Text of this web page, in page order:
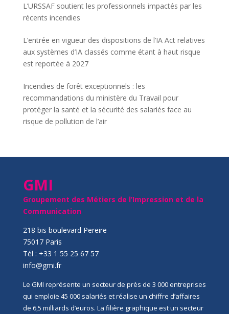
L’URSSAF soutient les professionnels impactés par les
récents incendies
L’entrée en vigueur des dispositions de l’IA Act relatives
aux systèmes d’IA classés comme étant à haut risque
est reportée à 2027
Incendies de forêt exceptionnels : les
recommandations du ministère du Travail pour
protéger la santé et la sécurité des salariés face au
risque de pollution de l’air
GMI
Groupement des Métiers de l’Impression et de la
Communication
218 bis boulevard Pereire
75017 Paris
Tél : +33 1 55 25 67 57
info@gmi.fr
Le GMI représente un secteur de près de 3 000 entreprises
qui emploie 45 000 salariés et réalise un chiffre d’affaires
de 6,5 milliards d’euros. La filière graphique est un secteur